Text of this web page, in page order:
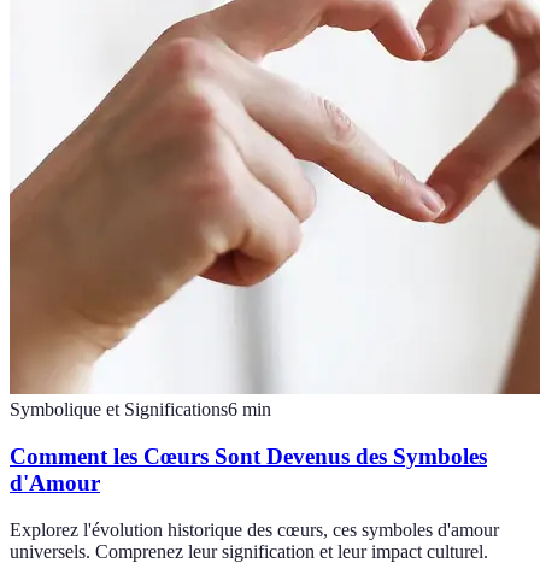
Symbolique et Significations6 min
Comment les Cœurs Sont Devenus des Symboles
d'Amour
Explorez l'évolution historique des cœurs, ces symboles d'amour
universels. Comprenez leur signification et leur impact culturel.